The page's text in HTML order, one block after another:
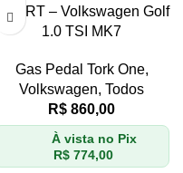
SMART – Volkswagen Golf
1.0 TSI MK7
Gas Pedal Tork One,
Volkswagen, Todos
R$ 860,00
À vista no Pix
R$ 774,00